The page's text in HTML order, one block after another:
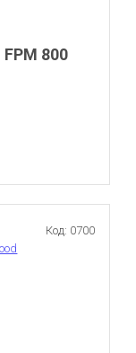
800
Код: 0700